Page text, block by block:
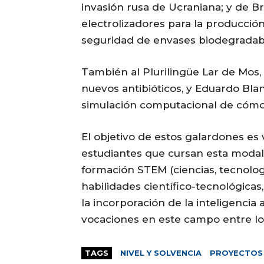
invasión rusa de Ucraniana; y de
electrolizadores para la
seguridad de envases
También al Plurilingüe Lar de
nuevos antibióticos, y Eduardo
simulación computacional de
El objetivo de estos galardones
estudiantes que cursan esta
formación STEM (ciencias,
habilidades científico-
la incorporación de la inteligencia
vocaciones en este campo entre
TAGS NIVEL Y SOLVENCIA